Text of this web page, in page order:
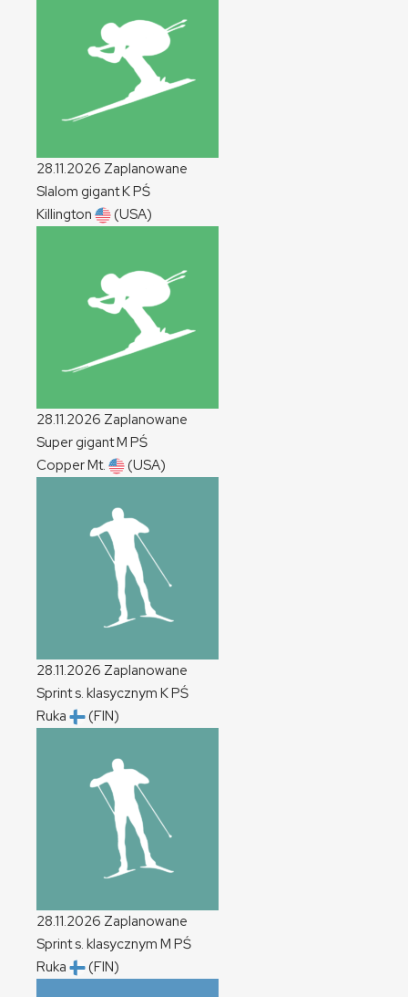
28.11.2026 Zaplanowane
Slalom gigantKPŚ
Killington
(USA)
28.11.2026 Zaplanowane
Super gigantM PŚ
Copper Mt.
(USA)
28.11.2026 Zaplanowane
Sprint s. klasycznym KPŚ
Ruka
(FIN)
28.11.2026 Zaplanowane
Sprint s. klasycznym M PŚ
Ruka
(FIN)